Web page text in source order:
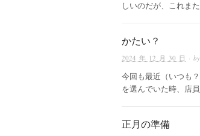
しいのだが、これま
かたい？
2024 年 12 月 30 日 · by
今回も最近（いつも
を選んでいた時、店
正月の準備